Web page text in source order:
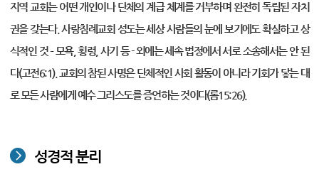
지역 교회는 어떤 개인이나 단체의 계급 체계를 거부하며 완전히 독립된 자치
권을 갖는다. 사랑침례교회 성도는 세상 사람들의 눈에 보기에도 확실하고 상
식적인 것 – 모욕, 횡령, 사기 등 - 외에는 세속 법정에서 서로 소송해서는 안 된
다(고전6:1). 교회의 참된 사명은 단체적인 사회 활동이 아니라 기회가 닿는 대
로 모든 사람에게 예수 그리스도를 증언하는 것이다(롬15:26).
성경적 분리